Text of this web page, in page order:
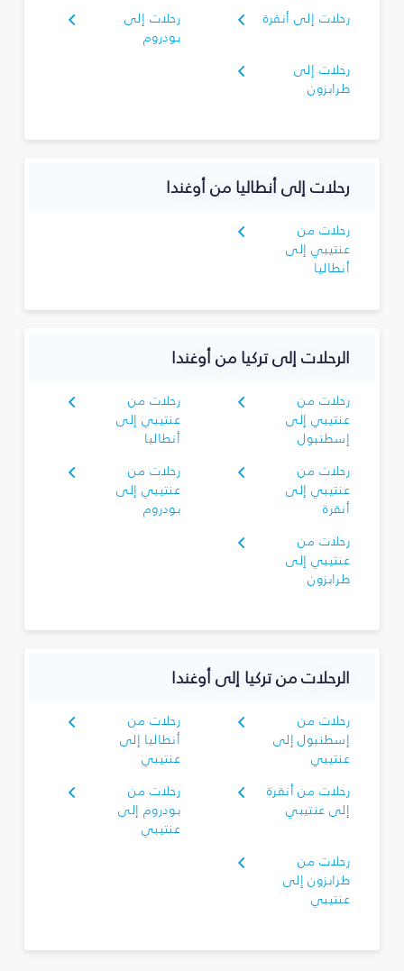
رحلات إلى أنقرة
رحلات إلى
بودروم
رحلات إلى
طرابزون
رحلات إلى أنطاليا من أوغندا
رحلات من
عنتيبي إلى
أنطاليا
الرحلات إلى تركيا من أوغندا
رحلات من
عنتيبي إلى
إسطنبول
رحلات من
عنتيبي إلى
أنطاليا
رحلات من
عنتيبي إلى
أنقرة
رحلات من
عنتيبي إلى
بودروم
رحلات من
عنتيبي إلى
طرابزون
الرحلات من تركيا إلى أوغندا
رحلات من
إسطنبول إلى
عنتيبي
رحلات من
أنطاليا إلى
عنتيبي
رحلات من أنقرة
إلى عنتيبي
رحلات من
بودروم إلى
عنتيبي
رحلات من
طرابزون إلى
عنتيبي